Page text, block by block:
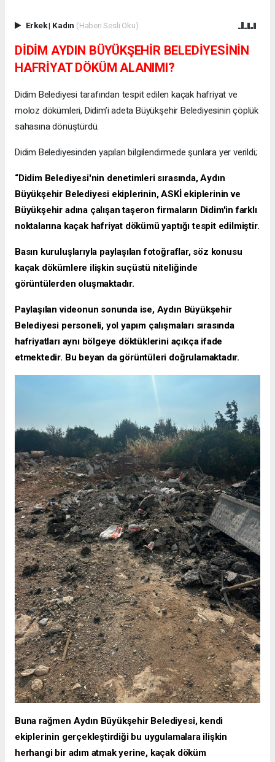
Erkek| Kadın (Haberi Sesli Oku)
DİDİM AYDIN BÜYÜKŞEHİR BELEDİYESİNİN
HAFRİYAT DÖKÜM ALANIMI?
Didim Belediyesi tarafından tespit edilen kaçak hafriyat ve
moloz dökümleri, Didim’i adeta Büyükşehir Belediyesinin çöplük
sahasına dönüştürdü.
Didim Belediyesinden yapılan bilgilendirmede şunlara yer verildi;
“Didim Belediyesi'nin denetimleri sırasında, Aydın
Büyükşehir Belediyesi ekiplerinin, ASKİ ekiplerinin ve
Büyükşehir adına çalışan taşeron firmaların Didim'in farklı
noktalarına kaçak hafriyat dökümü yaptığı tespit edilmiştir.
Basın kuruluşlarıyla paylaşılan fotoğraflar, söz konusu
kaçak dökümlere ilişkin suçüstü niteliğinde
görüntülerden oluşmaktadır.
Paylaşılan videonun sonunda ise, Aydın Büyükşehir
Belediyesi personeli, yol yapım çalışmaları sırasında
hafriyatları aynı bölgeye döktüklerini açıkça ifade
etmektedir. Bu beyan da görüntüleri doğrulamaktadır.
Buna rağmen Aydın Büyükşehir Belediyesi, kendi
ekiplerinin gerçekleştirdiği bu uygulamalara ilişkin
herhangi bir adım atmak yerine, kaçak döküm